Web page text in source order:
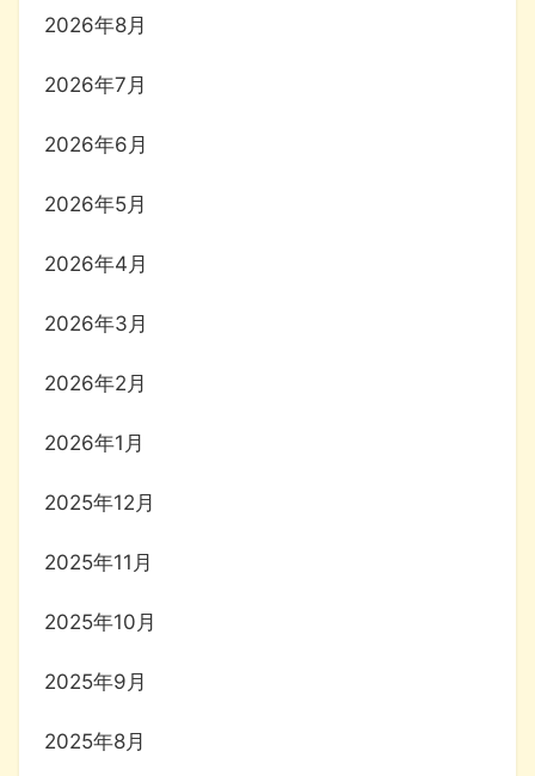
2026年8月
2026年7月
2026年6月
2026年5月
2026年4月
2026年3月
2026年2月
2026年1月
2025年12月
2025年11月
2025年10月
2025年9月
2025年8月